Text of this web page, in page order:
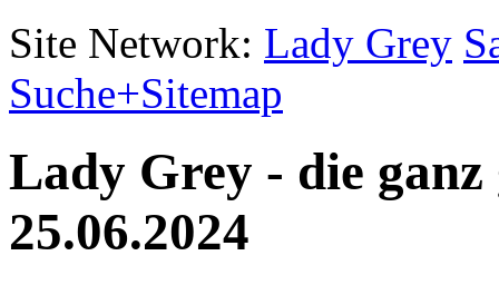
Site Network: Lady Grey
Suche+Sitemap
Lady Grey - die
25.06.2024